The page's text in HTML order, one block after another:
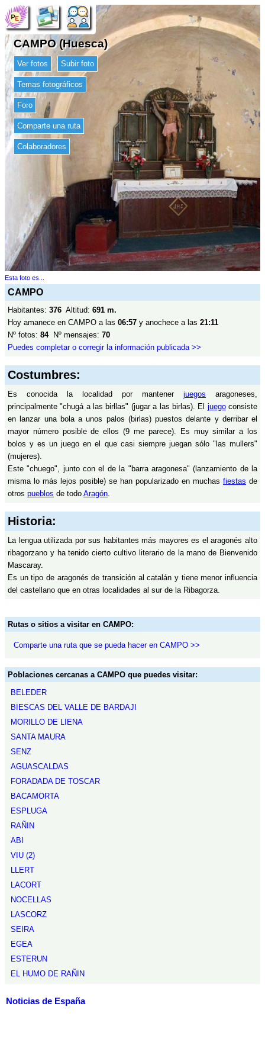
CAMPO (Huesca)
Ver fotos Subir foto
Temas fotográficos
Foro
Comparte una ruta
Colaboradores
Esta foto es...
CAMPO
Habitantes: 376 Altitud: 691 m.
Hoy amanece en CAMPO a las 06:57 y anochece a las 21:11
Nº fotos: 84Nº mensajes: 70
Puedes completar o corregir la información publicada >>
Costumbres:
Es conocida la localidad por mantener juegos aragoneses,
principalmente "chugá a las birllas" (jugar a las birlas). El juegoconsiste
en lanzar una bola a unos palos (birlas) puestos delante y derribar el
mayor número posible de ellos (9 me parece). Es muy similar a los
bolos y es un juego en el que casi siempre juegan sólo "las mullers"
(mujeres).
Este "chuego", junto con el de la "barra aragonesa" (lanzamiento de la
misma lo más lejos posible) se han popularizado en muchas fiestas de
otros pueblos de todo Aragón.
Historia:
La lengua utilizada por sus habitantes más mayores es el aragonés alto
ribagorzano y ha tenido cierto cultivo literario de la mano de Bienvenido
Mascaray.
Es un tipo de aragonés de transición al catalán y tiene menor influencia
del castellano que en otras localidades al sur de la Ribagorza.
Rutas o sitios a visitar en CAMPO:
Comparte una ruta que se pueda hacer en CAMPO >>
Poblaciones cercanas a CAMPO que puedes visitar:
BELEDER
BIESCAS DEL VALLE DE BARDAJI
MORILLO DE LIENA
SANTA MAURA
SENZ
AGUASCALDAS
FORADADA DE TOSCAR
BACAMORTA
ESPLUGA
RAÑIN
ABI
VIU (2)
LLERT
LACORT
NOCELLAS
LASCORZ
SEIRA
EGEA
ESTERUN
EL HUMO DE RAÑIN
Noticias de España